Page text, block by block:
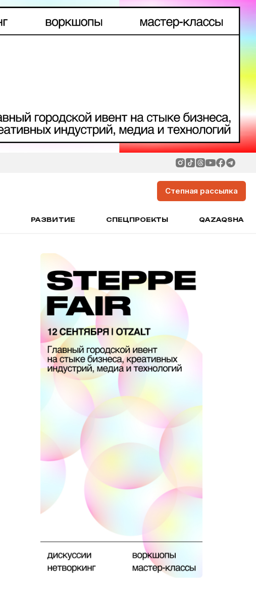
Степная рассылка
РАЗВИТИЕ СПЕЦПРОЕКТЫ QAZAQSHA